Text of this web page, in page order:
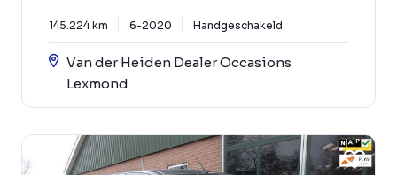
145.224 km 6-2020 Handgeschakeld
Van der Heiden Dealer Occasions
Lexmond